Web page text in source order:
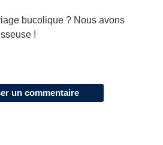
bucolique ? Nous avons
!
un commentaire